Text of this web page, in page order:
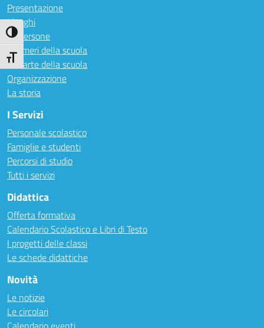
Attiva/disattiva alto contrasto
Attiva/disattiva dimensione testo
Presentazione
I luoghi
Le persone
I numeri della scuola
Le carte della scuola
Organizzazione
La storia
I Servizi
Personale scolastico
Famiglie e studenti
Percorsi di studio
Tutti i servizi
Didattica
Offerta formativa
Calendario Scolastico e Libri di Testo
I progetti delle classi
Le schede didattiche
Novità
Le notizie
Le circolari